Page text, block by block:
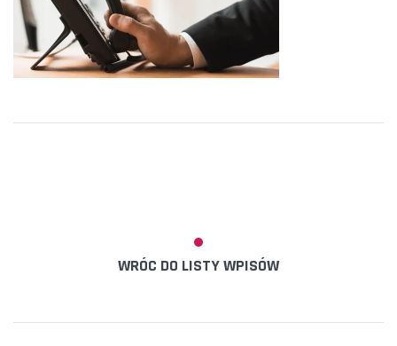
WRÓC DO LISTY WPISÓW